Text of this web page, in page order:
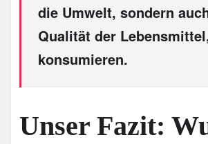
die Umwelt, sondern
Qualität der
konsumieren.
Unser Fazit: